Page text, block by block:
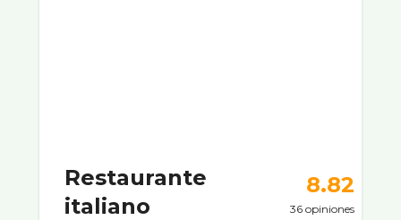
Restaurante
italiano
8.82
36 opiniones